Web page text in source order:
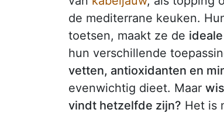
de mediterrane keuken.
toetsen, maakt ze de
hun verschillende
vetten, antioxidanten en
evenwichtig dieet. Maar
vindt hetzelfde zijn? Het is